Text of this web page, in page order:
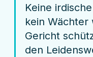
Keine
kein Wächter
Gericht
den